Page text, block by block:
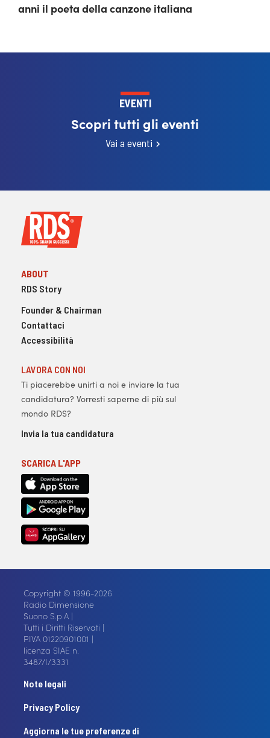
anni il poeta della canzone italiana
EVENTI
Scopri tutti gli eventi
Vai a eventi
ABOUT
RDS Story
Founder & Chairman
Contattaci
Accessibilità
LAVORA CON NOI
Ti piacerebbe unirti a noi e inviare la tua
candidatura? Vorresti saperne di più sul
mondo RDS?
Invia la tua candidatura
SCARICA L'APP
Copyright © 1996-2026
Radio Dimensione
Suono S.p.A |
Tutti i Diritti Riservati |
P.IVA 01220901001 |
licenza SIAE n.
3487/I/3331
Note legali
Privacy Policy
Aggiorna le tue preferenze di